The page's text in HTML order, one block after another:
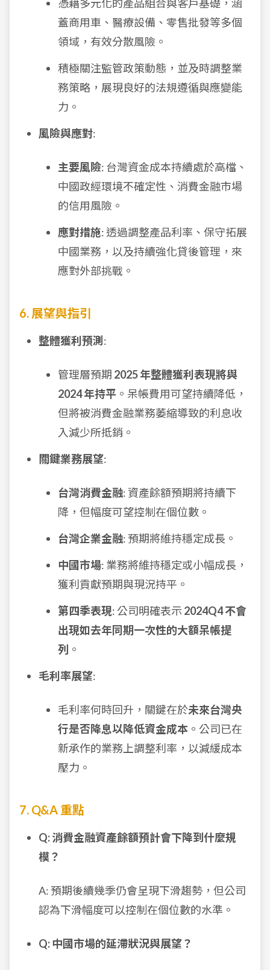
憑藉多元化的產品組合與客戶基礎，涵
蓋商用車、醫療設備、零售批發等多個
領域，有效分散風險。
積極關注監管政策動態，並及時調整業
務策略，展現良好的法規遵循與應變能
力。
風險與應對:
主要風險: 台灣資金成本持續處於高檔、
中國政經環境不確定性、消費金融市場
的信用風險。
應對措施: 透過調整產品利率、保守拓展
中國業務，以及持續強化貸後管理，來
應對外部挑戰。
6. 展望與指引
整體獲利預測 :
管理層預期 2025 年整體獲利表現將與
2024 年持平 。呆帳費用可望持續降低，
但將被消費金融業務萎縮導致的利息收
入減少所抵銷。
關鍵業務展望:
台灣消費金融: 資產餘額預期將持續下
降，但幅度可望控制在個位數。
台灣企業金融: 預期將維持穩定成長。
中國市場: 業務將維持穩定或小幅成長，
獲利貢獻預期與現況持平。
第四季表現: 公司明確表示 2024Q4 不會
出現如去年同期一次性的大額呆帳提
列 。
毛利率展望:
毛利率何時回升，關鍵在於未來台灣央
行是否降息以降低資金成本 。公司已在
新承作的業務上調整利率，以減緩成本
壓力。
7. Q&A 重點
Q: 消費金融資產餘額預計會下降到什麼規
模？
A: 預期後續幾季仍會呈現下滑趨勢，但公司
認為下滑幅度可以控制在個位數的水準。
Q: 中國市場的延滯狀況與展望？